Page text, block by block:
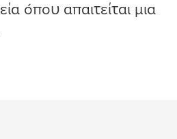
εία όπου απαιτείται μια